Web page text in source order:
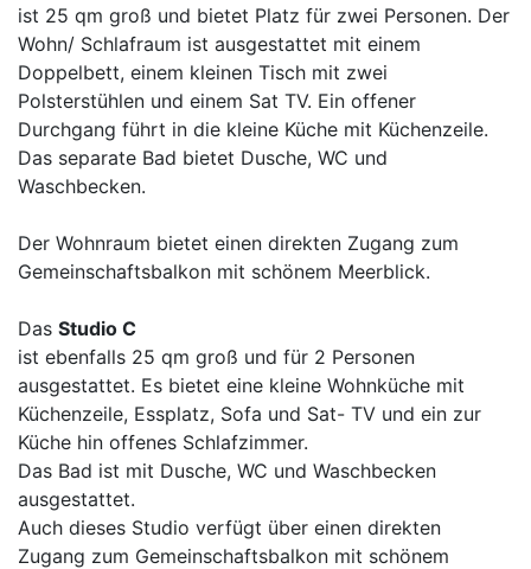
ist 25 qm groß und bietet Platz für zwei Personen. Der
Wohn/ Schlafraum ist ausgestattet mit einem
Doppelbett, einem kleinen Tisch mit zwei
Polsterstühlen und einem Sat TV. Ein offener
Durchgang führt in die kleine Küche mit Küchenzeile.
Das separate Bad bietet Dusche, WC und
Waschbecken.
Der Wohnraum bietet einen direkten Zugang zum
Gemeinschaftsbalkon mit schönem Meerblick.
Das Studio C
ist ebenfalls 25 qm groß und für 2 Personen
ausgestattet. Es bietet eine kleine Wohnküche mit
Küchenzeile, Essplatz, Sofa und Sat- TV und ein zur
Küche hin offenes Schlafzimmer.
Das Bad ist mit Dusche, WC und Waschbecken
ausgestattet.
Auch dieses Studio verfügt über einen direkten
Zugang zum Gemeinschaftsbalkon mit schönem